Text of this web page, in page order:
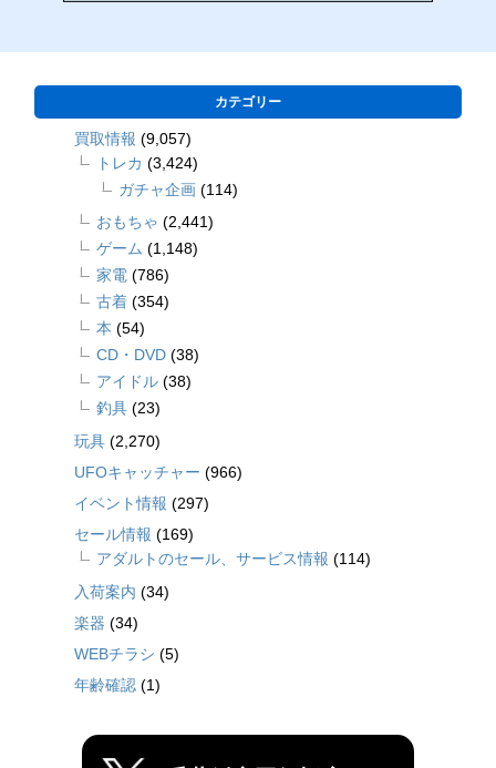
カテゴリー
買取情報 (9,057)
トレカ (3,424)
ガチャ企画 (114)
おもちゃ (2,441)
ゲーム (1,148)
家電 (786)
古着 (354)
本 (54)
CD・DVD (38)
アイドル (38)
釣具 (23)
玩具 (2,270)
UFOキャッチャー (966)
イベント情報 (297)
セール情報 (169)
アダルトのセール、サービス情報 (114)
入荷案内 (34)
楽器 (34)
WEBチラシ (5)
年齢確認 (1)